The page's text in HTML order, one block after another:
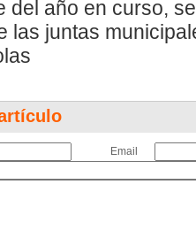
del año en curso,
las juntas
Email